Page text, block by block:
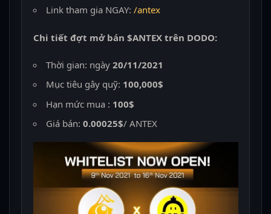
Link tham gia NGAY: /antex
Chi tiết đợt mở bán $ANTEX trên DODO:
Thời gian: ngày 20/11/2021
Mục tiêu gây quỹ: 100,000$
Hạn mức mua : 100$
Giá bán: 0.00025$/ ANTEX